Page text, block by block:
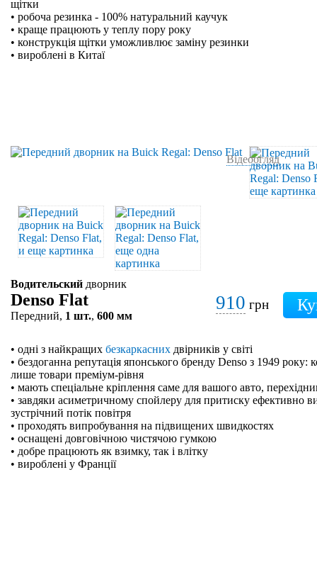
щітки
• робоча резинка - 100% натуральний каучук
• краще працюють у теплу пору року
• конструкція щітки уможливлює заміну резинки
• вироблені в Китаї
Відеоогляд
Водительский дворник
Denso Flat
Передний, 1 шт., 600 мм
910 грн
• одні з найкращих безкаркасних двірників у світі
• бездоганна репутація японського бренду Denso з 1949 року:
лише товари преміум-рівня
• мають спеціальне кріплення саме для вашого авто,
• завдяки асиметричному спойлеру для притиску ефективно
зустрічний потік повітря
• проходять випробування на підвищених швидкостях
• оснащені довговічною чистячою гумкою
• добре працюють як взимку, так і влітку
• вироблені у Франції